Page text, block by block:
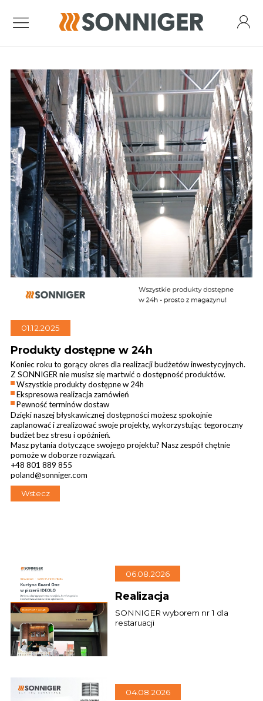
Kurtyny powietrzne
Kurtyna Guard One
Kurtyny przemysłowe
01.12.2025
Produkty dostępne w 24h
Koniec roku to gorący okres dla realizacji budżetów inwestycyjnych.
Z SONNIGER nie musisz się martwić o dostępność produktów.
Wszystkie produkty dostępne w 24h
Ekspresowa realizacja zamówień
Pewność terminów dostaw
Dzięki naszej błyskawicznej dostępności możesz spokojnie
zaplanować i zrealizować swoje projekty, wykorzystując tegoroczny
budżet bez stresu i opóźnień.
Masz pytania dotyczące swojego projektu? Nasz zespół chętnie
pomoże w doborze rozwiązań.
+48 801 889 855
poland@sonniger.com
Wstecz
06.08.2026
Realizacja
SONNIGER wyborem nr 1 dla
restaruacji
04.08.2026